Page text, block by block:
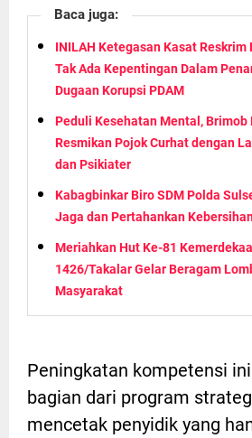
Baca juga:
INILAH Ketegasan Kasat Reskrim
Tak Ada Kepentingan Dalam
Dugaan Korupsi PDAM
Peduli Kesehatan Mental, Brimob
Resmikan Pojok Curhat dengan
dan Psikiater
Kabagbinkar Biro SDM Polda
Jaga dan Pertahankan
Meriahkan Hut Ke-81
1426/Takalar Gelar Beragam
Masyarakat
Peningkatan kompetensi
bagian dari program
mencetak penyidik yang